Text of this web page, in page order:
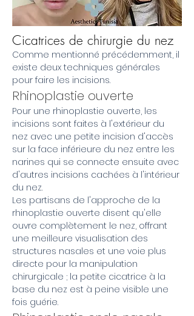
Cicatrices de chirurgie du nez
Comme mentionné précédemment, il
existe deux techniques générales
pour faire les incisions.
Rhinoplastie ouverte
Pour une rhinoplastie ouverte, les
incisions sont faites à l'extérieur du
nez avec une petite incision d'accès
sur la face inférieure du nez entre les
narines qui se connecte ensuite avec
d'autres incisions cachées à l'intérieur
du nez.
Les partisans de l'approche de la
rhinoplastie ouverte disent qu'elle
ouvre complètement le nez, offrant
une meilleure visualisation des
structures nasales et une voie plus
directe pour la manipulation
chirurgicale ; la petite cicatrice à la
base du nez est à peine visible une
fois guérie.